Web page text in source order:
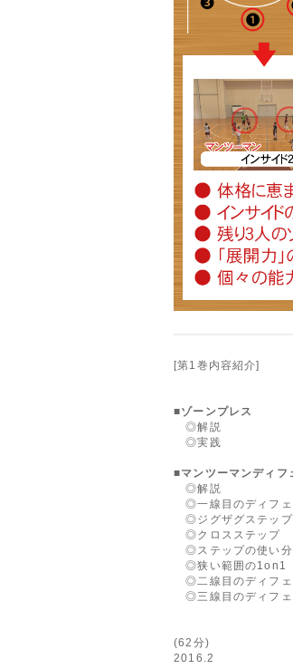
[第1巻内容紹介]
■ゾーンプレス
◎解説
◎実践
■マンツーマンディフ
◎解説
◎一線目のディフェ
◎ジグザグステップ
◎クロスステップ
◎ステップの使い
◎狭い範囲の1on1
◎二線目のディフェ
◎三線目のディフェ
(62分)
2016.2